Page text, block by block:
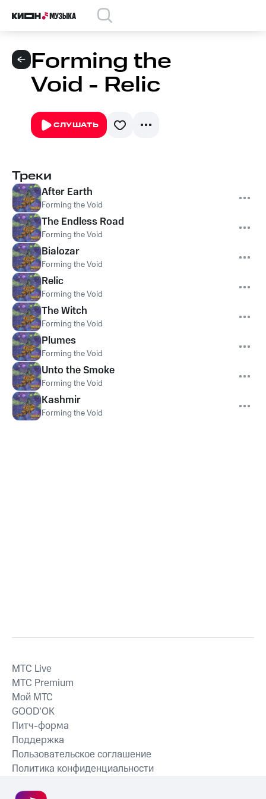
Forming the
Void - Relic
СЛУШАТЬ
Треки
After Earth
Forming the Void
The Endless Road
Forming the Void
Bialozar
Forming the Void
Relic
Forming the Void
The Witch
Forming the Void
Plumes
Forming the Void
Unto the Smoke
Forming the Void
Kashmir
Forming the Void
MTС Live
MTС Premium
Мой МТС
GOOD’OK
Питч-форма
Поддержка
Пользовательское соглашение
Политика конфиденциальности